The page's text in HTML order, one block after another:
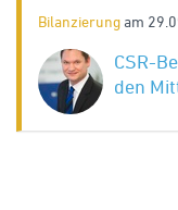
Bilanzierung am
CSR-
den